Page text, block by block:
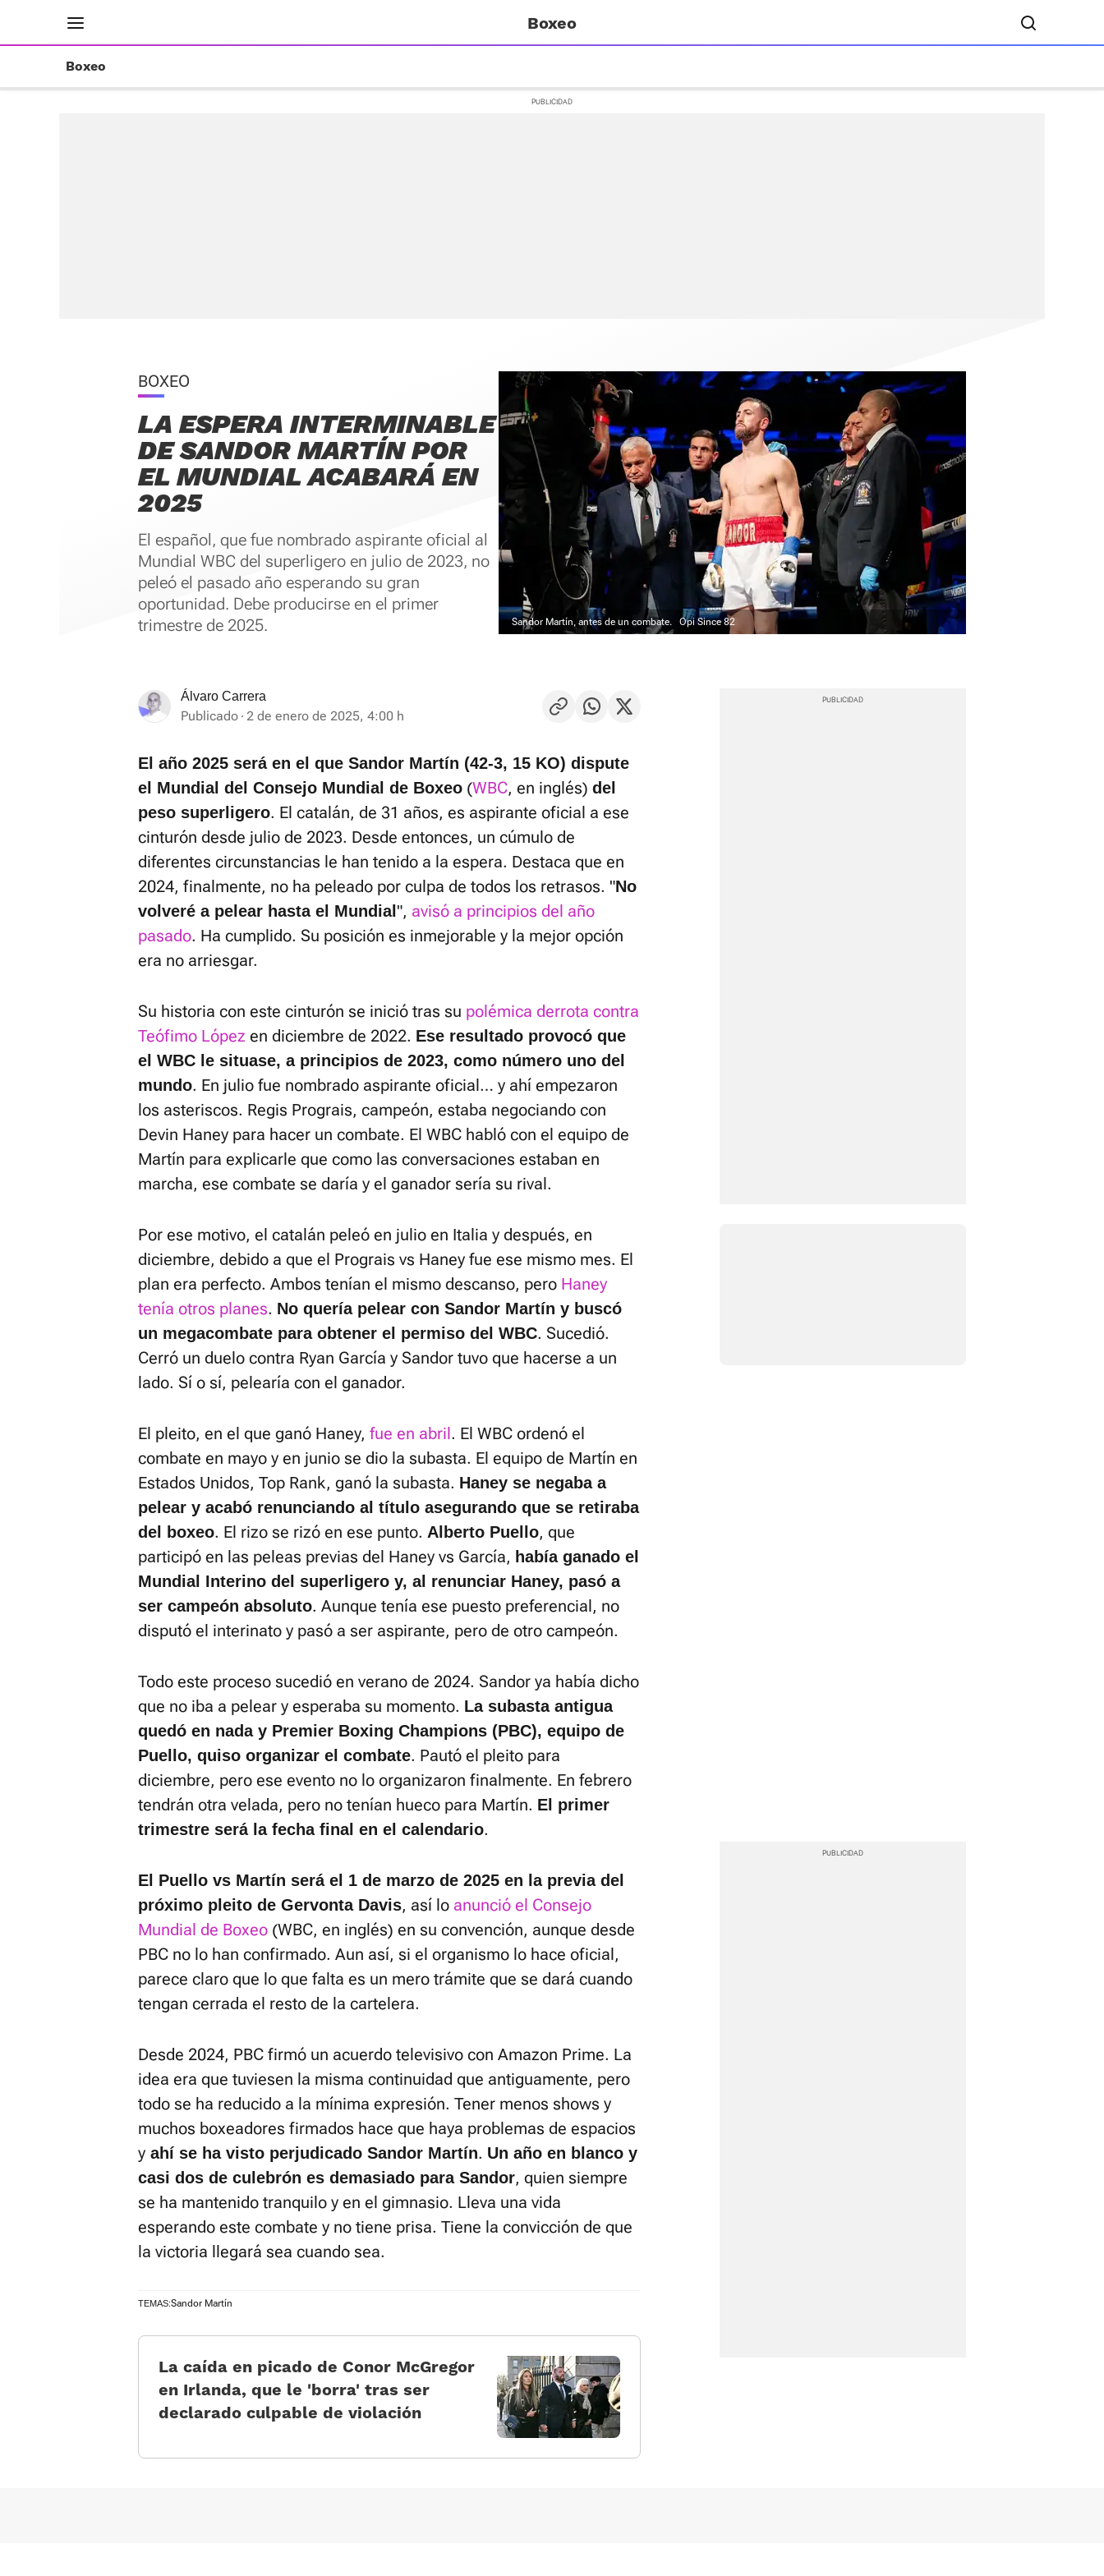
Boxeo
Boxeo
BOXEO
LA ESPERA INTERMINABLE
DE SANDOR MARTÍN POR
EL MUNDIAL ACABARÁ EN
2025
El español, que fue nombrado aspirante oficial al
Mundial WBC del superligero en julio de 2023, no
peleó el pasado año esperando su gran
oportunidad. Debe producirse en el primer
trimestre de 2025.
Sandor Martín, antes de un combate. Opi Since 82
Álvaro Carrera
Publicado 2 de enero de 2025, 4:00 h
El año 2025 será en el que Sandor Martín (42-3, 15 KO) dispute
el Mundial del Consejo Mundial de Boxeo (WBC, en inglés) del
peso superligero. El catalán, de 31 años, es aspirante oficial a ese
cinturón desde julio de 2023. Desde entonces, un cúmulo de
diferentes circunstancias le han tenido a la espera. Destaca que en
2024, finalmente, no ha peleado por culpa de todos los retrasos. "No
volveré a pelear hasta el Mundial ", avisó a principios del año
pasado. Ha cumplido. Su posición es inmejorable y la mejor opción
era no arriesgar.
Su historia con este cinturón se inició tras su polémica derrota contra
Teófimo López en diciembre de 2022. Ese resultado provocó que
el WBC le situase, a principios de 2023, como número uno del
mundo. En julio fue nombrado aspirante oficial… y ahí empezaron
los asteriscos. Regis Prograis, campeón, estaba negociando con
Devin Haney para hacer un combate. El WBC habló con el equipo de
Martín para explicarle que como las conversaciones estaban en
marcha, ese combate se daría y el ganador sería su rival.
Por ese motivo, el catalán peleó en julio en Italia y después, en
diciembre, debido a que el Prograis vs Haney fue ese mismo mes. El
plan era perfecto. Ambos tenían el mismo descanso, pero Haney
tenía otros planes. No quería pelear con Sandor Martín y buscó
un megacombate para obtener el permiso del WBC. Sucedió.
Cerró un duelo contra Ryan García y Sandor tuvo que hacerse a un
lado. Sí o sí, pelearía con el ganador.
El pleito, en el que ganó Haney, fue en abril. El WBC ordenó el
combate en mayo y en junio se dio la subasta. El equipo de Martín en
Estados Unidos, Top Rank, ganó la subasta. Haney se negaba a
pelear y acabó renunciando al título asegurando que se retiraba
del boxeo. El rizo se rizó en ese punto. Alberto Puello, que
participó en las peleas previas del Haney vs García, había ganado el
Mundial Interino del superligero y, al renunciar Haney, pasó a
ser campeón absoluto. Aunque tenía ese puesto preferencial, no
disputó el interinato y pasó a ser aspirante, pero de otro campeón.
Todo este proceso sucedió en verano de 2024. Sandor ya había dicho
que no iba a pelear y esperaba su momento. La subasta antigua
quedó en nada y Premier Boxing Champions (PBC), equipo de
Puello, quiso organizar el combate. Pautó el pleito para
diciembre, pero ese evento no lo organizaron finalmente. En febrero
tendrán otra velada, pero no tenían hueco para Martín. El primer
trimestre será la fecha final en el calendario.
El Puello vs Martín será el 1 de marzo de 2025 en la previa del
próximo pleito de Gervonta Davis, así lo anunció el Consejo
Mundial de Boxeo (WBC, en inglés) en su convención, aunque desde
PBC no lo han confirmado. Aun así, si el organismo lo hace oficial,
parece claro que lo que falta es un mero trámite que se dará cuando
tengan cerrada el resto de la cartelera.
Desde 2024, PBC firmó un acuerdo televisivo con Amazon Prime. La
idea era que tuviesen la misma continuidad que antiguamente, pero
todo se ha reducido a la mínima expresión. Tener menos shows y
muchos boxeadores firmados hace que haya problemas de espacios
y ahí se ha visto perjudicado Sandor Martín. Un año en blanco y
casi dos de culebrón es demasiado para Sandor, quien siempre
se ha mantenido tranquilo y en el gimnasio. Lleva una vida
esperando este combate y no tiene prisa. Tiene la convicción de que
la victoria llegará sea cuando sea.
TEMAS:Sandor Martín
La caída en picado de Conor McGregor
en Irlanda, que le 'borra' tras ser
declarado culpable de violación